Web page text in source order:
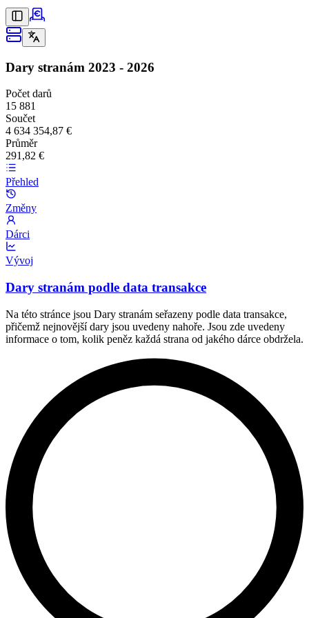
Dary stranám 2023 - 2026
Počet darů
15 881
Součet
4 634 354,87 €
Průměr
291,82 €
Přehled
Změny
Dárci
Vývoj
Dary stranám podle data transakce
Na této stránce jsou Dary stranám seřazeny podle data transakce,
přičemž nejnovější dary jsou uvedeny nahoře. Jsou zde uvedeny
informace o tom, kolik peněz každá strana od jakého dárce obdržela.